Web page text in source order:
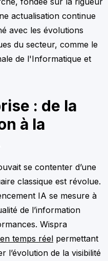
actualisation continue
avec les évolutions
du secteur, comme le
de l'Informatique et
: de la
à la
se contenter d’une
classique est révolue.
IA se mesure à
de l’information
Wispra
temps réel permettant
l’évolution de la visibilité